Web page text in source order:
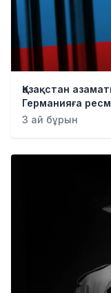
Қазақстан
Германияға
3 ай бұрын